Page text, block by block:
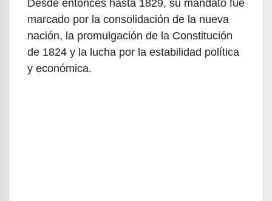
Desde entonces hasta 1829, su mandato fue
marcado por la consolidación de la nueva
nación, la promulgación de la Constitución
de 1824 y la lucha por la estabilidad política
y económica.